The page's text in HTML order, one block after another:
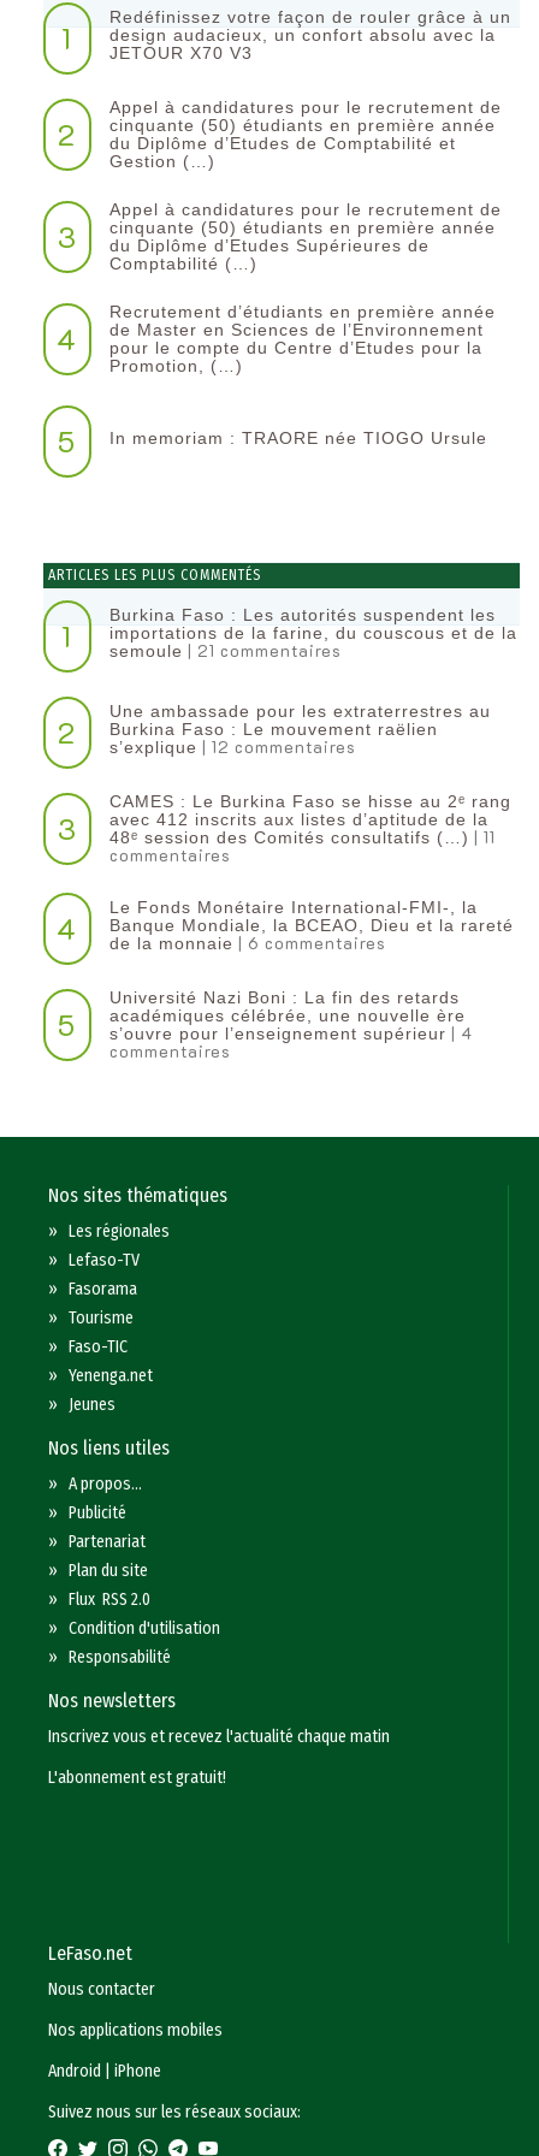
1
Redéfinissez votre façon de rouler grâce à un
design audacieux, un confort absolu avec la
JETOUR X70 V3
2
Appel à candidatures pour le recrutement de
cinquante (50) étudiants en première année
du Diplôme d’Etudes de Comptabilité et
Gestion (…)
3
Appel à candidatures pour le recrutement de
cinquante (50) étudiants en première année
du Diplôme d’Etudes Supérieures de
Comptabilité (…)
4
Recrutement d’étudiants en première année
de Master en Sciences de l’Environnement
pour le compte du Centre d’Etudes pour la
Promotion, (…)
5 In memoriam : TRAORE née TIOGO Ursule
ARTICLES LES PLUS COMMENTÉS
1
Burkina Faso : Les autorités suspendent les
importations de la farine, du couscous et de la
semoule | 21 commentaires
2
Une ambassade pour les extraterrestres au
Burkina Faso : Le mouvement raëlien
s’explique | 12 commentaires
3
CAMES : Le Burkina Faso se hisse au 2ᵉ rang
avec 412 inscrits aux listes d’aptitude de la
48ᵉ session des Comités consultatifs (…) | 11
commentaires
4
Le Fonds Monétaire International-FMI-, la
Banque Mondiale, la BCEAO, Dieu et la rareté
de la monnaie | 6 commentaires
5
Université Nazi Boni : La fin des retards
académiques célébrée, une nouvelle ère
s’ouvre pour l’enseignement supérieur | 4
commentaires
Nos sites thématiques
»Les régionales
»Lefaso-TV
»Fasorama
»Tourisme
»Faso-TIC
»Yenenga.net
» Jeunes
Nos liens utiles
»A propos...
»Publicité
»Partenariat
»Plan du site
»Flux RSS 2.0
»Condition d'utilisation
»Responsabilité
Nos newsletters
Inscrivez vous et recevez l'actualité chaque matin
L'abonnement est gratuit!
LeFaso.net
Nous contacter
Nos applications mobiles
Android
|iPhone
Suivez nous sur les réseaux sociaux: